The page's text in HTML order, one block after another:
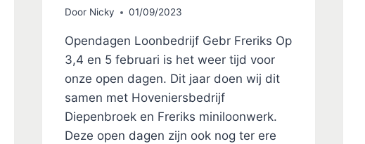
Door Nicky 01/09/2023
Opendagen Loonbedrijf Gebr Freriks Op
3,4 en 5 februari is het weer tijd voor
onze open dagen. Dit jaar doen wij dit
samen met Hoveniersbedrijf
Diepenbroek en Freriks miniloonwerk.
Deze open dagen zijn ook nog ter ere